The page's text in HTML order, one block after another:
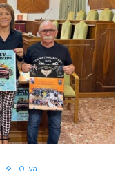
Oliva